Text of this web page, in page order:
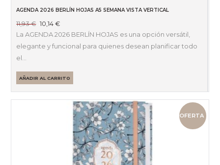
AGENDA 2026 BERLÍN HOJAS A5 SEMANA VISTA VERTICAL
11,93€ El
precio
era:
10,14€El
precio
es:
La AGENDA 2026 BERLÍN HOJAS es una opción versátil,
elegante y funcional para quienes desean planificar todo
el…
AÑADIR AL CARRITO
OFERTA